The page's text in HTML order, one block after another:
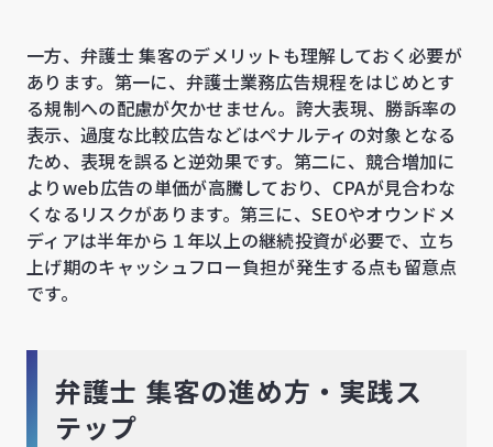
一方、弁護士 集客のデメリットも理解しておく必要が
あります。第一に、弁護士業務広告規程をはじめとす
る規制への配慮が欠かせません。誇大表現、勝訴率の
表示、過度な比較広告などはペナルティの対象となる
ため、表現を誤ると逆効果です。第二に、競合増加に
よりweb広告の単価が高騰しており、CPAが見合わな
くなるリスクがあります。第三に、SEOやオウンドメ
ディアは半年から１年以上の継続投資が必要で、立ち
上げ期のキャッシュフロー負担が発生する点も留意点
です。
弁護士 集客の進め方・実践ス
テップ